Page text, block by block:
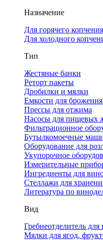
Назначение
Для горячего копчения
Для холодного
Тип
Жестяные банки
Реторт пакеты
Дробилки и мялки
Емкости для
Прессы для отжима
Насосы для пищевых
Фильтрационное
Бутылкомоечные
Оборудование для
Укупорочное
Измерительные
Ингредиенты для
Стеллажи для
Литература по
Вид
Гребнеотделитель для
Мялки для ягод,